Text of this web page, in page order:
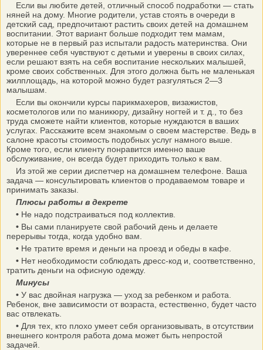
Если вы любите детей, отличный способ подработки — стать
няней на дому. Многие родители, устав стоять в очереди в
детский сад, предпочитают растить своих детей на домашнем
воспитании. Этот вариант больше подходит тем мамам,
которые не в первый раз испытали радость материнства. Они
увереннее себя чувствуют с детьми и уверены в своих силах,
если решают взять на себя воспитание нескольких малышей,
кроме своих собственных. Для этого должна быть не маленькая
жилплощадь, на которой можно будет разгуляться 2—3
малышам.
Если вы окончили курсы парикмахеров, визажистов,
косметологов или по маникюру, дизайну ногтей и т. д., то без
труда сможете найти клиентов, которые нуждаются в ваших
услугах. Расскажите всем знакомым о своем мастерстве. Ведь в
салоне красоты стоимость подобных услуг намного выше.
Кроме того, если клиенту понравится именно ваше
обслуживание, он всегда будет приходить только к вам.
Из этой же серии диспетчер на домашнем телефоне. Ваша
задача — консультировать клиентов о продаваемом товаре и
принимать заказы.
Плюсы работы в декрете
• Не надо подстраиваться под коллектив.
• Вы сами планируете свой рабочий день и делаете
перерывы тогда, когда удобно вам.
• Не тратите время и деньги на проезд и обеды в кафе.
• Нет необходимости соблюдать дресс-код и, соответственно,
тратить деньги на офисную одежду.
Минусы
• У вас двойная нагрузка — уход за ребенком и работа.
Ребенок, вне зависимости от возраста, естественно, будет часто
вас отвлекать.
• Для тех, кто плохо умеет себя организовывать, в отсутствии
внешнего контроля работа дома может быть непростой
задачей.